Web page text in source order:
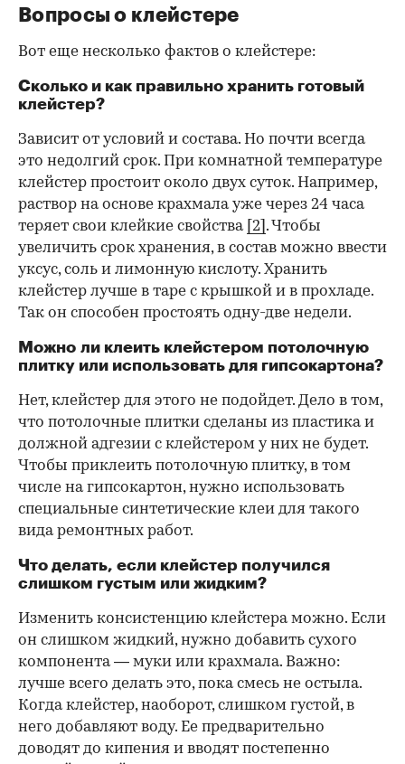
Вопросы о клейстере
Вот еще несколько фактов о клейстере:
Сколько и как правильно хранить готовый
клейстер?
Зависит от условий и состава. Но почти всегда
это недолгий срок. При комнатной температуре
клейстер простоит около двух суток. Например,
раствор на основе крахмала уже через 24 часа
теряет свои клейкие свойства [2] . Чтобы
увеличить срок хранения, в состав можно ввести
уксус, соль и лимонную кислоту. Хранить
клейстер лучше в таре с крышкой и в прохладе.
Так он способен простоять одну-две недели.
Можно ли клеить клейстером потолочную
плитку или использовать для гипсокартона?
Нет, клейстер для этого не подойдет. Дело в том,
что потолочные плитки сделаны из пластика и
должной адгезии с клейстером у них не будет.
Чтобы приклеить потолочную плитку, в том
числе на гипсокартон, нужно использовать
специальные синтетические клеи для такого
вида ремонтных работ.
Что делать, если клейстер получился
слишком густым или жидким?
Изменить консистенцию клейстера можно. Если
он слишком жидкий, нужно добавить сухого
компонента — муки или крахмала. Важно:
лучше всего делать это, пока смесь не остыла.
Когда клейстер, наоборот, слишком густой, в
него добавляют воду. Ее предварительно
доводят до кипения и вводят постепенно